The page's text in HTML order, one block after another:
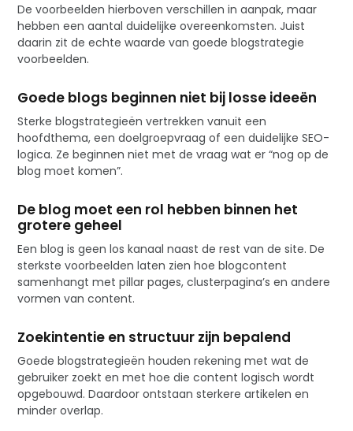
De voorbeelden hierboven verschillen in aanpak, maar
hebben een aantal duidelijke overeenkomsten. Juist
daarin zit de echte waarde van goede blogstrategie
voorbeelden.
Goede blogs beginnen niet bij losse ideeën
Sterke blogstrategieën vertrekken vanuit een
hoofdthema, een doelgroepvraag of een duidelijke SEO-
logica. Ze beginnen niet met de vraag wat er “nog op de
blog moet komen”.
De blog moet een rol hebben binnen het
grotere geheel
Een blog is geen los kanaal naast de rest van de site. De
sterkste voorbeelden laten zien hoe blogcontent
samenhangt met pillar pages, clusterpagina’s en andere
vormen van content.
Zoekintentie en structuur zijn bepalend
Goede blogstrategieën houden rekening met wat de
gebruiker zoekt en met hoe die content logisch wordt
opgebouwd. Daardoor ontstaan sterkere artikelen en
minder overlap.